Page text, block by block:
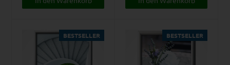
BESTSELLER BESTSELLER